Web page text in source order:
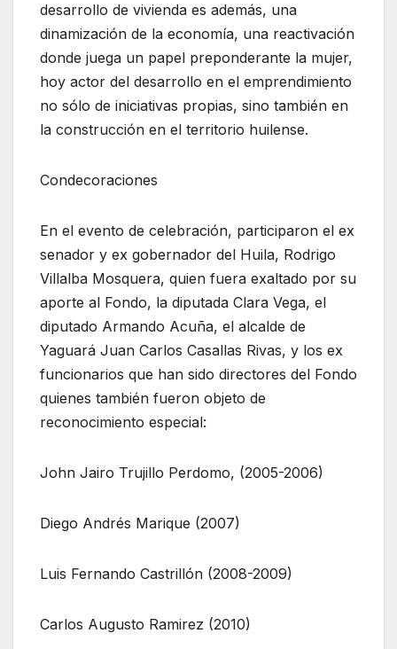
desarrollo de vivienda es además, una
dinamización de la economía, una reactivación
donde juega un papel preponderante la mujer,
hoy actor del desarrollo en el emprendimiento
no sólo de iniciativas propias, sino también en
la construcción en el territorio huilense.
Condecoraciones
En el evento de celebración, participaron el ex
senador y ex gobernador del Huila, Rodrigo
Villalba Mosquera, quien fuera exaltado por su
aporte al Fondo, la diputada Clara Vega, el
diputado Armando Acuña, el alcalde de
Yaguará Juan Carlos Casallas Rivas, y los ex
funcionarios que han sido directores del Fondo
quienes también fueron objeto de
reconocimiento especial:
John Jairo Trujillo Perdomo, (2005-2006)
Diego Andrés Marique (2007)
Luis Fernando Castrillón (2008-2009)
Carlos Augusto Ramirez (2010)